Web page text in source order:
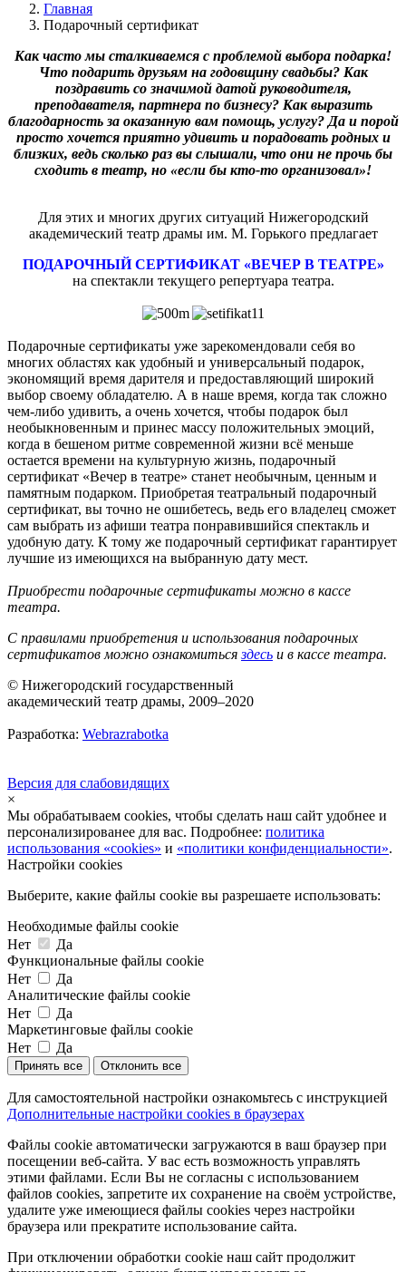
Главная
Подарочный сертификат
Как часто мы сталкиваемся с проблемой выбора подарка!
Что подарить друзьям на годовщину свадьбы? Как
поздравить со значимой датой руководителя,
преподавателя, партнера по бизнесу? Как выразить
благодарность за оказанную вам помощь, услугу? Да и порой
просто хочется приятно удивить и порадовать родных и
близких, ведь сколько раз вы слышали, что они не прочь бы
сходить в театр, но «если бы кто-то организовал»!
Для этих и многих других ситуаций Нижегородский
академический театр драмы им. М. Горького предлагает
ПОДАРОЧНЫЙ СЕРТИФИКАТ «ВЕЧЕР В ТЕАТРЕ»
на спектакли текущего репертуара театра.
Подарочные сертификаты уже зарекомендовали себя во
многих областях как удобный и универсальный подарок,
экономящий время дарителя и предоставляющий широкий
выбор своему обладателю. А в наше время, когда так сложно
чем-либо удивить, а очень хочется, чтобы подарок был
необыкновенным и принес массу положительных эмоций,
когда в бешеном ритме современной жизни всё меньше
остается времени на культурную жизнь, подарочный
сертификат «Вечер в театре» станет необычным, ценным и
памятным подарком. Приобретая театральный подарочный
сертификат, вы точно не ошибетесь, ведь его владелец сможет
сам выбрать из афиши театра понравившийся спектакль и
удобную дату. К тому же подарочный сертификат гарантирует
лучшие из имеющихся на выбранную дату мест.
Приобрести подарочные сертификаты можно в кассе
театра.
С правилами приобретения и использования подарочных
сертификатов можно ознакомитьсяздесь и в кассе театра.
© Нижегородский государственный
академический театр драмы, 2009–2020
Разработка: Webrazrabotka
Версия для слабовидящих
×
Мы обрабатываем cookies, чтобы сделать наш сайт удобнее и
персонализированее для вас. Подробнее: политика
использования «cookies» и «политики конфиденциальности».
Настройки cookies
Выберите, какие файлы cookie вы разрешаете использовать:
Необходимые файлы cookie
Нет
Да
Функциональные файлы cookie
Нет
Да
Аналитические файлы cookie
Нет
Да
Маркетинговые файлы cookie
Нет
Да
Принять все Отклонить все
Для самостоятельной настройки ознакомьтесь с инструкцией
Дополнительные настройки cookies в браузерах
Файлы cookie автоматически загружаются в ваш браузер при
посещении веб-сайта. У вас есть возможность управлять
этими файлами. Если Вы не согласны с использованием
файлов cookies, запретите их сохранение на своём устройстве,
удалите уже имеющиеся файлы cookies через настройки
браузера или прекратите использование сайта.
При отключении обработки cookie наш сайт продолжит